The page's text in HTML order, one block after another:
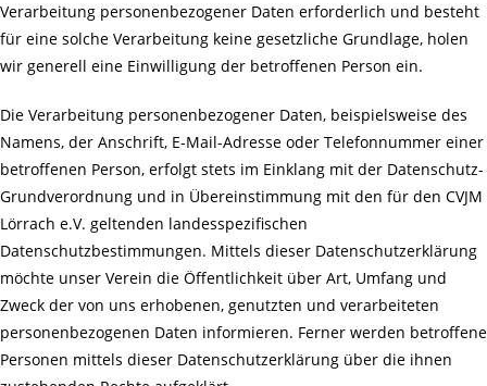
Verarbeitung personenbezogener Daten erforderlich und besteht
für eine solche Verarbeitung keine gesetzliche Grundlage, holen
wir generell eine Einwilligung der betroffenen Person ein.
Die Verarbeitung personenbezogener Daten, beispielsweise des
Namens, der Anschrift, E-Mail-Adresse oder Telefonnummer einer
betroffenen Person, erfolgt stets im Einklang mit der Datenschutz-
Grundverordnung und in Übereinstimmung mit den für den CVJM
Lörrach e.V. geltenden landesspezifischen
Datenschutzbestimmungen. Mittels dieser Datenschutzerklärung
möchte unser Verein die Öffentlichkeit über Art, Umfang und
Zweck der von uns erhobenen, genutzten und verarbeiteten
personenbezogenen Daten informieren. Ferner werden betroffene
Personen mittels dieser Datenschutzerklärung über die ihnen